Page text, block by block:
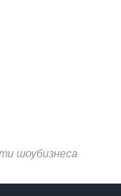
шоубизнеса